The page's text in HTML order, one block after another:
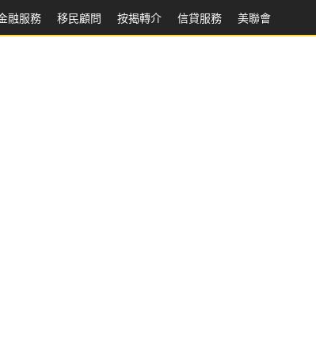
融服務 移民顧問 按揭轉介 信貸服務 美聯會